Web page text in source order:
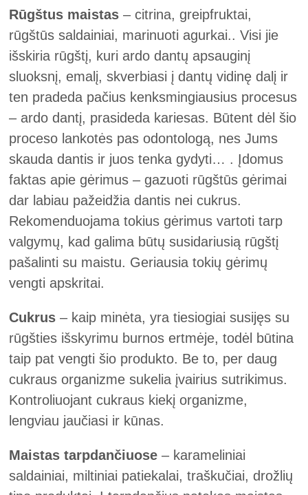
Rūgštus maistas – citrina, greipfruktai,
rūgštūs saldainiai, marinuoti agurkai.. Visi jie
išskiria rūgštį, kuri ardo dantų apsauginį
sluoksnį, emalį, skverbiasi į dantų vidinę dalį ir
ten pradeda pačius kenksmingiausius procesus
– ardo dantį, prasideda kariesas. Būtent dėl šio
proceso lankotės pas odontologą, nes Jums
skauda dantis ir juos tenka gydyti… . Įdomus
faktas apie gėrimus – gazuoti rūgštūs gėrimai
dar labiau pažeidžia dantis nei cukrus.
Rekomenduojama tokius gėrimus vartoti tarp
valgymų, kad galima būtų susidariusią rūgštį
pašalinti su maistu. Geriausia tokių gėrimų
vengti apskritai.
Cukrus – kaip minėta, yra tiesiogiai susijęs su
rūgšties išskyrimu burnos ertmėje, todėl būtina
taip pat vengti šio produkto. Be to, per daug
cukraus organizme sukelia įvairius sutrikimus.
Kontroliuojant cukraus kiekį organizme,
lengviau jaučiasi ir kūnas.
Maistas tarpdančiuose – karameliniai
saldainiai, miltiniai patiekalai, traškučiai, drožlių